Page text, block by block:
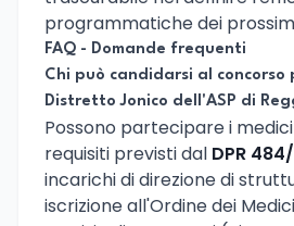
programmatiche dei
FAQ - Domande frequenti
Chi può candidarsi al concorso
Distretto Jonico dell'ASP di
Possono partecipare i
requisiti previsti dal DPR
incarichi di direzione di
iscrizione all'Ordine dei